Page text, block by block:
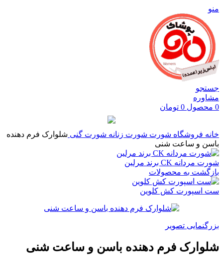
منو
جستجو
مشاوره
0 محصول 0 تومان
خانه فروشگاه شورت شورت زنانه شورت گنی شلوارک فرم دهنده
باسن و ساعت شنی
شورت مردانه CK برند مرلین
بازگشت به محصولات
ست اسپورت کش کلوین
بزرگنمایی تصویر
شلوارک فرم دهنده باسن و ساعت شنی